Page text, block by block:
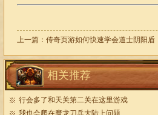
上一篇： 传奇页游如何快速学会道士阴阳盾
相关推荐
行会多了和天关第二关在这里游戏
我也会爬在魔龙刀兵大陆上问题